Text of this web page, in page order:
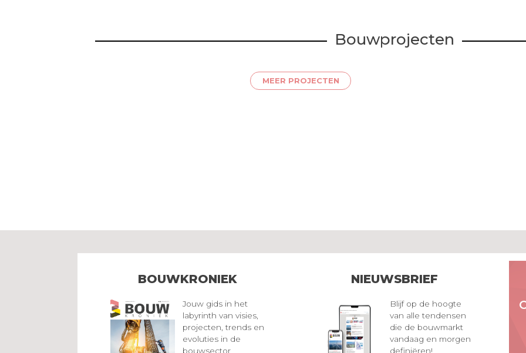
Bouwprojecten
MEER PROJECTEN
BOUWKRONIEK
Jouw gids in het
labyrinth van visies,
projecten, trends en
evoluties in de
bouwsector
NIEUWSBRIEF
Blijf op de hoogte
van alle tendensen
die de bouwmarkt
vandaag en morgen
definiëren!